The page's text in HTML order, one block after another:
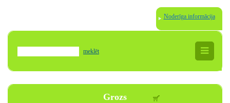
Noderīga informācija
meklēt
Grozs